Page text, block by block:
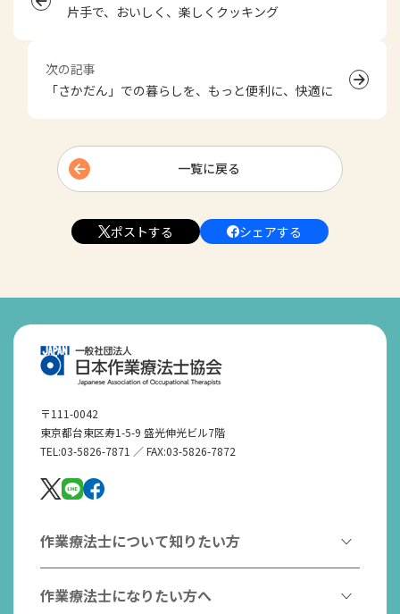
片手で、おいしく、楽しくクッキング
次の記事
「さかだん」での暮らしを、もっと便利に、快適に
一覧に戻る
ポストする シェアする
〒111-0042
東京都台東区寿1-5-9 盛光伸光ビル7階
TEL:03-5826-7871 ／ FAX:03-5826-7872
作業療法士について知りたい方
作業療法とは
作業療法士になりたい方へ